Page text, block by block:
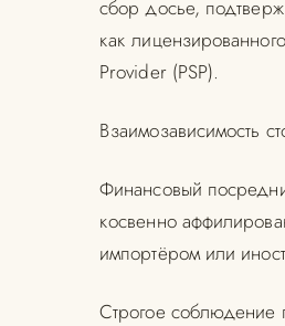
сбор досье,
как
Provider (PSP).
Взаимозависимость
Финансовый
косвенно
импортёром или
Строгое соблюдение